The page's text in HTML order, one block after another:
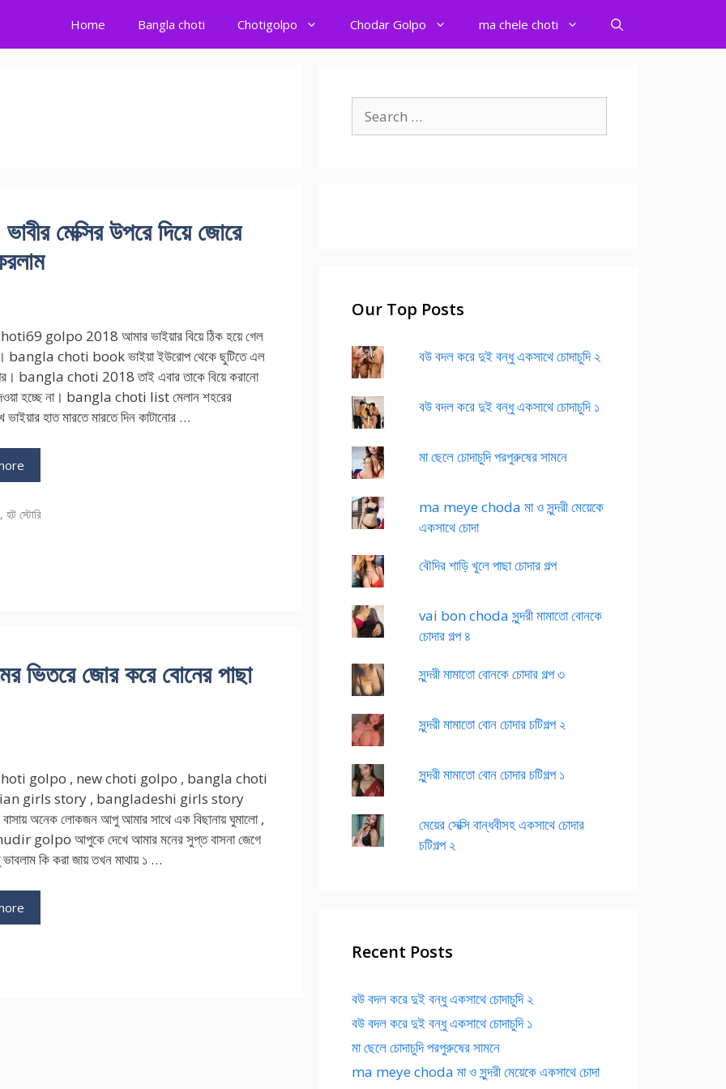
Home Bangla choti Chotigolpo Chodar Golpo ma chele choti
মেক্সির উপরে দিয়ে জোরে
golpo 2018 আমার ভাইয়ার বিয়ে ঠিক হয়ে গেল
। bangla choti book ভাইয়া ইউরোপ থেকে ছুটিতে এল
bangla choti 2018 তাই এবার তাকে বিয়ে করানো
হচ্ছে না। bangla choti list মেলান শহরের
ভাইয়ার হাত মারতে মারতে দিন কাটানোর …
,হট স্টোরি
জোর করে বোনের পাছা
golpo , new choti golpo , bangla choti
girls story , bangladeshi girls story
বাসায় অনেক লোকজন আপু আমার সাথে এক বিছানায় ঘুমালো ,
golpo আপুকে দেখে আমার মনের সুপ্ত বাসনা জেগে
কি করা জায় তখন মাথায় ১ …
for:
Our Top Posts
বউ বদল করে দুই বন্ধু একসাথে চোদাচুদি ২
বউ বদল করে দুই বন্ধু একসাথে চোদাচুদি ১
মা ছেলে চোদাচুদি পরপুরুষের সামনে
ma meye choda মা ও সুন্দরী মেয়েকে
একসাথে চোদা
বৌদির শাড়ি খুলে পাছা চোদার গল্প
vai bon choda সুন্দরী মামাতো বোনকে
চোদার গল্প ৪
সুন্দরী মামাতো বোনকে চোদার গল্প ৩
সুন্দরী মামাতো বোন চোদার চটিগল্প ২
সুন্দরী মামাতো বোন চোদার চটিগল্প ১
মেয়ের সেক্সি বান্ধবীসহ একসাথে চোদার
চটিগল্প ২
Recent Posts
বউ বদল করে দুই বন্ধু একসাথে চোদাচুদি ২
বউ বদল করে দুই বন্ধু একসাথে চোদাচুদি ১
মা ছেলে চোদাচুদি পরপুরুষের সামনে
ma meye choda মা ও সুন্দরী মেয়েকে একসাথে চোদা